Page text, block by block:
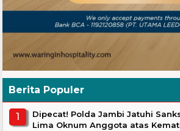
Berita Populer
Dipecat! Polda Jambi Jatuhi
Lima Oknum Anggota atas